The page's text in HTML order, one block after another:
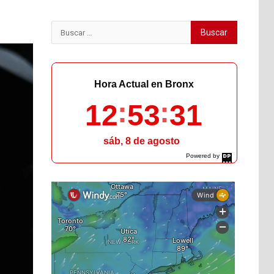
Buscar:
Powered by
DaysPedia.com
Hora Actual en Bronx
12 53 32
sáb, 8 de agosto